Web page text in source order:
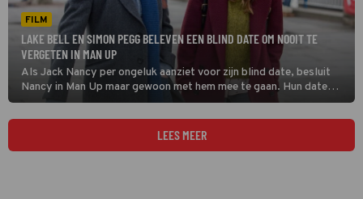
FILM
LAKE BELL EN SIMON PEGG BELEVEN EEN BLIND DATE OM NOOIT TE
VERGETEN IN MAN UP
Als Jack Nancy per ongeluk aanziet voor zijn blind date, besluit
Nancy in Man Up maar gewoon met hem mee te gaan. Hun date
wordt er een om nooit te vergeten.
LEES MEER